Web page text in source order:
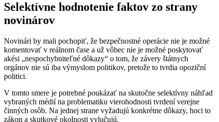
Selektívne hodnotenie faktov zo strany
novinárov
Novinári by mali pochopiť, že bezpečnostné operácie nie je možné
komentovať v reálnom čase a už vôbec nie je možné poskytovať
akési „nespochybniteľné dôkazy“ o tom, že závery štátnych
orgánov nie sú iba výmyslom politikov, pretože to tvrdia opoziční
politici.
V tomto smere je potrebné poukázať na skutočne selektívny náhľad
vybraných médií na problematiku vierohodnosti tvrdení verejne
činných osôb. Na jednej strane vyžadujú konkrétne dôkazy, hoci to
zákon a skutkové okolnosti vylučujú.